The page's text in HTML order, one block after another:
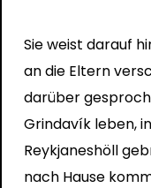
Sie weist darauf
an die Eltern
darüber
Grindavík leben,
Reykjaneshöll
nach Hause